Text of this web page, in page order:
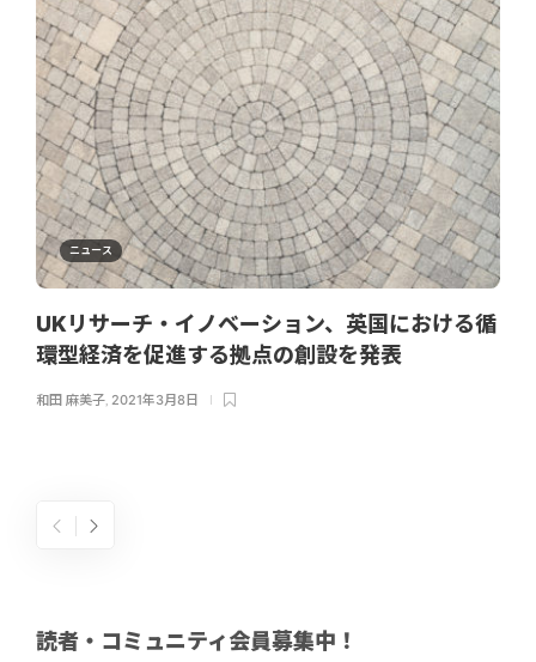
ニュース
UKリサーチ・イノベーション、英国における循
環型経済を促進する拠点の創設を発表
和田 麻美子, 2021年3月8日
読者・コミュニティ会員募集中！